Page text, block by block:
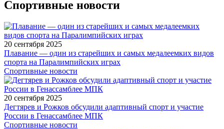
Спортивные новости
20 сентября 2025
Плавание — один из старейших и самых медалеемких видов
спорта на Паралимпийских играх
Спортивные новости
20 сентября 2025
Дегтярев и Рожков обсудили адаптивный спорт и участие
России в Генассамблее МПК
Спортивные новости